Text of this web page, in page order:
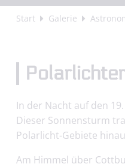
Start Galerie
In der Nacht auf den
Dieser Sonnensturm
Polarlicht-Gebiete
Am Himmel über